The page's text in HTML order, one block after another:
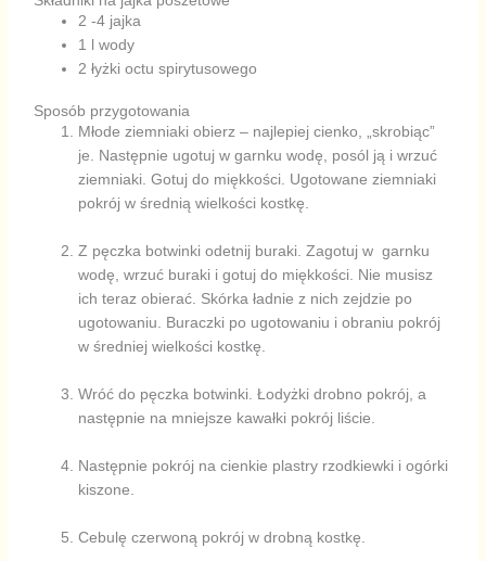
2 -4 jajka
1 l wody
2 łyżki octu spirytusowego
Sposób przygotowania
Młode ziemniaki obierz – najlepiej cienko, „skrobiąc”
je. Następnie ugotuj w garnku wodę, posól ją i wrzuć
ziemniaki. Gotuj do miękkości. Ugotowane ziemniaki
pokrój w średnią wielkości kostkę.
Z pęczka botwinki odetnij buraki. Zagotuj w garnku
wodę, wrzuć buraki i gotuj do miękkości. Nie musisz
ich teraz obierać. Skórka ładnie z nich zejdzie po
ugotowaniu. Buraczki po ugotowaniu i obraniu pokrój
w średniej wielkości kostkę.
Wróć do pęczka botwinki. Łodyżki drobno pokrój, a
następnie na mniejsze kawałki pokrój liście.
Następnie pokrój na cienkie plastry rzodkiewki i ogórki
kiszone.
Cebulę czerwoną pokrój w drobną kostkę.